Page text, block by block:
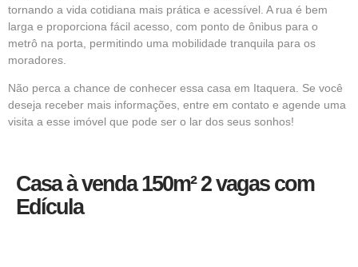
tornando a vida cotidiana mais prática e acessível. A rua é bem
larga e proporciona fácil acesso, com ponto de ônibus para o
metrô na porta, permitindo uma mobilidade tranquila para os
moradores.
Não perca a chance de conhecer essa casa em Itaquera. Se você
deseja receber mais informações, entre em contato e agende uma
visita a esse imóvel que pode ser o lar dos seus sonhos!
Casa à venda 150m² 2 vagas com
Edícula